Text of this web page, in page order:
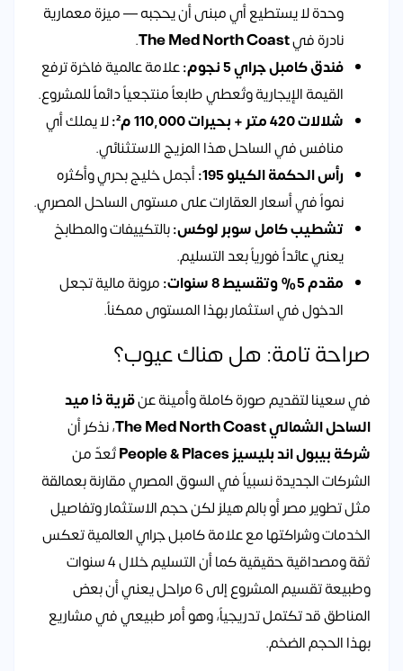
وحدة لا يستطيع أي مبنى أن يحجبه — ميزة معمارية
نادرة فيThe Med North Coast
.
فندق كامبل جراي 5 نجوم:
علامة عالمية فاخرة ترفع
القيمة الإيجارية وتُعطي طابعاً منتجعياً دائماً للمشروع.
شلالات 420 متر + بحيرات 110,000 م²:
لا يملك أي
منافس في الساحل هذا المزيج الاستثنائي.
رأس الحكمة الكيلو 195:
أجمل خليج بحري وأكثره
نمواً في أسعار العقارات على مستوى الساحل المصري.
تشطيب كامل سوبر لوكس:بالتكييفات والمطابخ
يعني عائداً فورياً بعد التسليم.
مقدم 5% وتقسيط 8 سنوات:
مرونة مالية تجعل
الدخول في استثمار بهذا المستوى ممكناً.
صراحة تامة: هل هناك عيوب؟
في سعينا لتقديم صورة كاملة وأمينة عنقرية ذا ميد
الساحل الشمالي The Med North Coast
، نذكر أن
شركة بيبول اند بليسيز People & Places
تُعدّ من
الشركات الجديدة نسبياً في السوق المصري مقارنة بعمالقة
مثل تطوير مصر أو بالم هيلز لكن حجم الاستثمار وتفاصيل
الخدمات وشراكتها مع علامة كامبل جراي العالمية تعكس
ثقة ومصداقية حقيقية كما أن التسليم خلال 4 سنوات
وطبيعة تقسيم المشروع إلى 6 مراحل يعني أن بعض
المناطق قد تكتمل تدريجياً، وهو أمر طبيعي في مشاريع
بهذا الحجم الضخم.